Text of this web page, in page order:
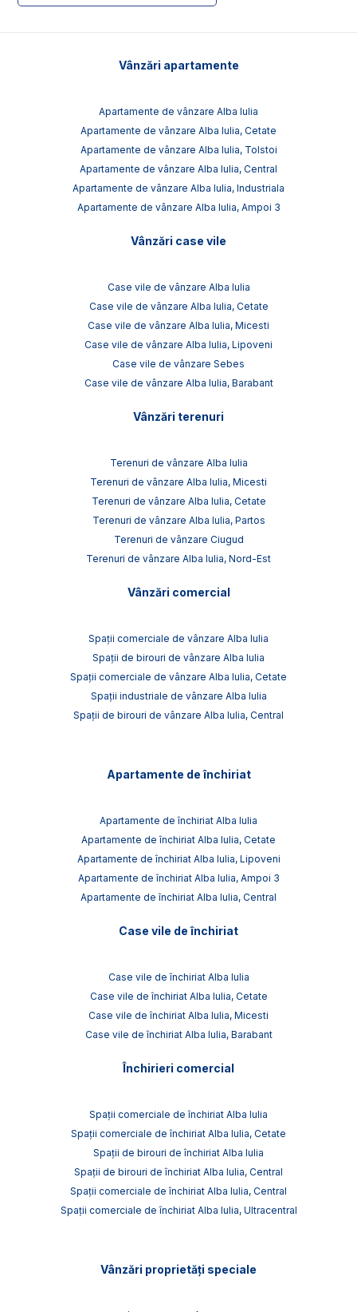
Vânzări apartamente
Apartamente de vânzare Alba Iulia
Apartamente de vânzare Alba Iulia, Cetate
Apartamente de vânzare Alba Iulia, Tolstoi
Apartamente de vânzare Alba Iulia, Central
Apartamente de vânzare Alba Iulia, Industriala
Apartamente de vânzare Alba Iulia, Ampoi 3
Vânzări case vile
Case vile de vânzare Alba Iulia
Case vile de vânzare Alba Iulia, Cetate
Case vile de vânzare Alba Iulia, Micesti
Case vile de vânzare Alba Iulia, Lipoveni
Case vile de vânzare Sebes
Case vile de vânzare Alba Iulia, Barabant
Vânzări terenuri
Terenuri de vânzare Alba Iulia
Terenuri de vânzare Alba Iulia, Micesti
Terenuri de vânzare Alba Iulia, Cetate
Terenuri de vânzare Alba Iulia, Partos
Terenuri de vânzare Ciugud
Terenuri de vânzare Alba Iulia, Nord-Est
Vânzări comercial
Spații comerciale de vânzare Alba Iulia
Spații de birouri de vânzare Alba Iulia
Spații comerciale de vânzare Alba Iulia, Cetate
Spații industriale de vânzare Alba Iulia
Spații de birouri de vânzare Alba Iulia, Central
Apartamente de închiriat
Apartamente de închiriat Alba Iulia
Apartamente de închiriat Alba Iulia, Cetate
Apartamente de închiriat Alba Iulia, Lipoveni
Apartamente de închiriat Alba Iulia, Ampoi 3
Apartamente de închiriat Alba Iulia, Central
Case vile de închiriat
Case vile de închiriat Alba Iulia
Case vile de închiriat Alba Iulia, Cetate
Case vile de închiriat Alba Iulia, Micesti
Case vile de închiriat Alba Iulia, Barabant
Închirieri comercial
Spații comerciale de închiriat Alba Iulia
Spații comerciale de închiriat Alba Iulia, Cetate
Spații de birouri de închiriat Alba Iulia
Spații de birouri de închiriat Alba Iulia, Central
Spații comerciale de închiriat Alba Iulia, Central
Spații comerciale de închiriat Alba Iulia, Ultracentral
Vânzări proprietăți speciale